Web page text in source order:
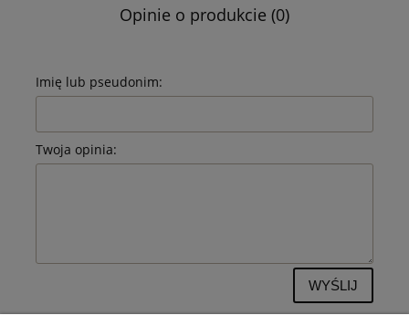
Opinie o produkcie (0)
Imię lub pseudonim:
Twoja opinia:
WYŚLIJ